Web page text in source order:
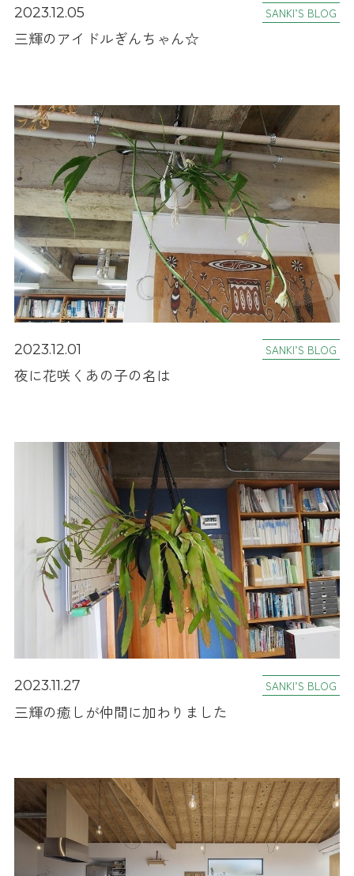
2023.12.05 SANKI’S BLOG
三輝のアイドルぎんちゃん☆
2023.12.01 SANKI’S BLOG
夜に花咲くあの子の名は
2023.11.27 SANKI’S BLOG
三輝の癒しが仲間に加わりました